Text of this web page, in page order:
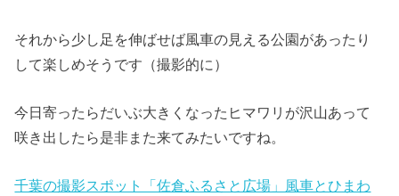
それから少し足を伸ばせば風車の見える公園があったり
して楽しめそうです（撮影的に）
今日寄ったらだいぶ大きくなったヒマワリが沢山あって
咲き出したら是非また来てみたいですね。
千葉の撮影スポット「佐倉ふるさと広場」風車とひまわ